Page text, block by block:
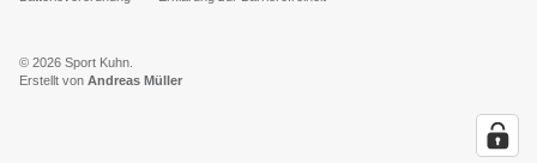
© 2026 Sport Kuhn
Erstellt von Andreas Müller